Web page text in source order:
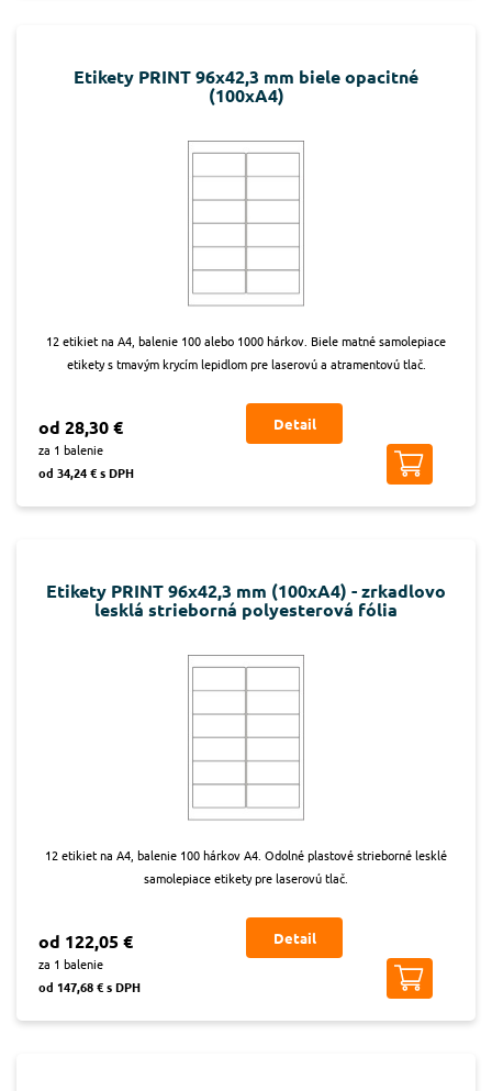
Etikety PRINT 96x42,3 mm biele opacitné
(100xA4)
12 etikiet na A4, balenie 100 alebo 1000 hárkov. Biele matné samolepiace
etikety s tmavým krycím lepidlom pre laserovú a atramentovú tlač.
od 28,30 €
za 1 balenie
od 34,24 € s DPH
Detail
Etikety PRINT 96x42,3 mm (100xA4) - zrkadlovo
lesklá strieborná polyesterová fólia
12 etikiet na A4, balenie 100 hárkov A4. Odolné plastové strieborné lesklé
samolepiace etikety pre laserovú tlač.
od 122,05 €
za 1 balenie
od 147,68 € s DPH
Detail